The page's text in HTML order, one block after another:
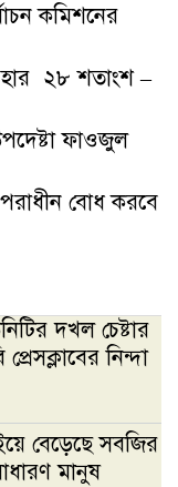
কমিশনের
হার ২৮ শতাংশ –
ফাওজুল
পরাধীন বোধ করবে
দখল চেষ্টার
নিন্দা
বেড়েছে সবজির
মানুষ